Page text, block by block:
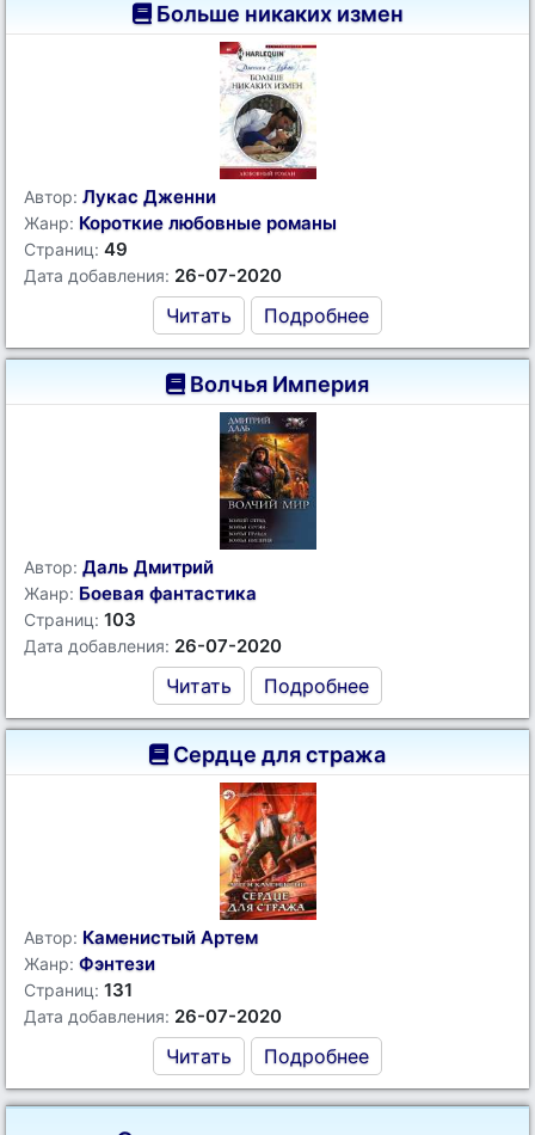
Больше никаких измен
Автор: Лукас Дженни
Жанр: Короткие любовные романы
Страниц: 49
Дата добавления: 26-07-2020
Читать Подробнее
Волчья Империя
Автор: Даль Дмитрий
Жанр: Боевая фантастика
Страниц: 103
Дата добавления: 26-07-2020
Читать Подробнее
Сердце для стража
Автор: Каменистый Артем
Жанр: Фэнтези
Страниц: 131
Дата добавления: 26-07-2020
Читать Подробнее